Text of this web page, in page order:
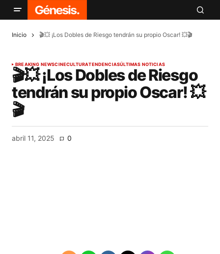
Inicio 🎬💥 ¡Los Dobles de Riesgo tendrán su propio Oscar! 💥🎬
BREAKING NEWSCINECULTURATENDENCIASÚLTIMAS NOTICIAS
🎬💥 ¡Los Dobles de Riesgo
tendrán su propio Oscar! 💥
🎬
abril 11, 2025 0